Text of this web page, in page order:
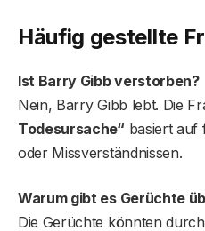
Häufig gestellte
Ist Barry Gibb verstorben?
Nein, Barry Gibb lebt. Die
Todesursache“ basiert auf
oder Missverständnissen.
Warum gibt es Gerüchte
Die Gerüchte könnten